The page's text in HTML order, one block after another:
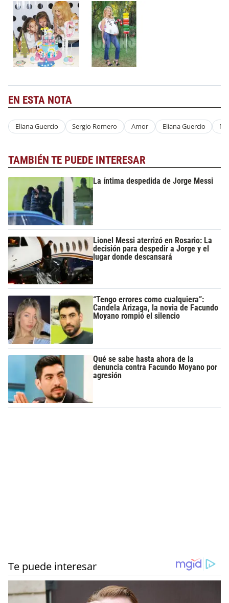
EN ESTA NOTA
Eliana Guercio Sergio Romero Amor Eliana Guercio
TAMBIÉN TE PUEDE INTERESAR
La íntima despedida de Jorge Messi
Lionel Messi aterrizó en Rosario: La
decisión para despedir a Jorge y el
lugar donde descansará
“Tengo errores como cualquiera”:
Candela Arizaga, la novia de Facundo
Moyano rompió el silencio
Qué se sabe hasta ahora de la
denuncia contra Facundo Moyano por
agresión